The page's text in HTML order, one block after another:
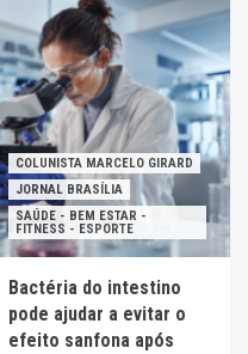
COLUNISTA MARCELO GIRARD
JORNAL BRASÍLIA
SAÚDE - BEM ESTAR -
FITNESS - ESPORTE
Bactéria do intestino
pode ajudar a evitar o
efeito sanfona após